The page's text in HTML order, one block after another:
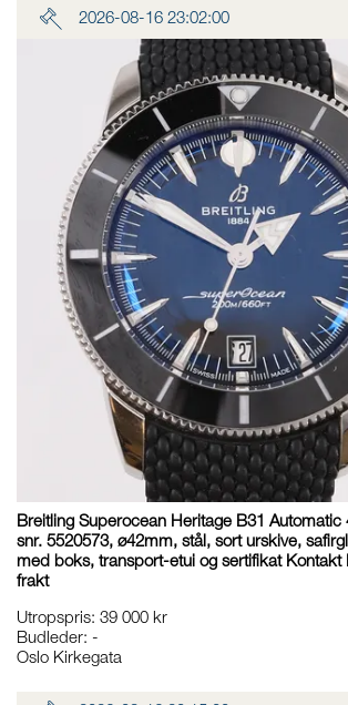
2026-08-16 23:02:00
Breitling Superocean Heritage B31 Automatic
snr. 5520573, ø42mm, stål, sort urskive,
med boks, transport-etui og sertifikat Kontakt
frakt
Utropspris: 39 000 kr
Budleder: -
Oslo Kirkegata